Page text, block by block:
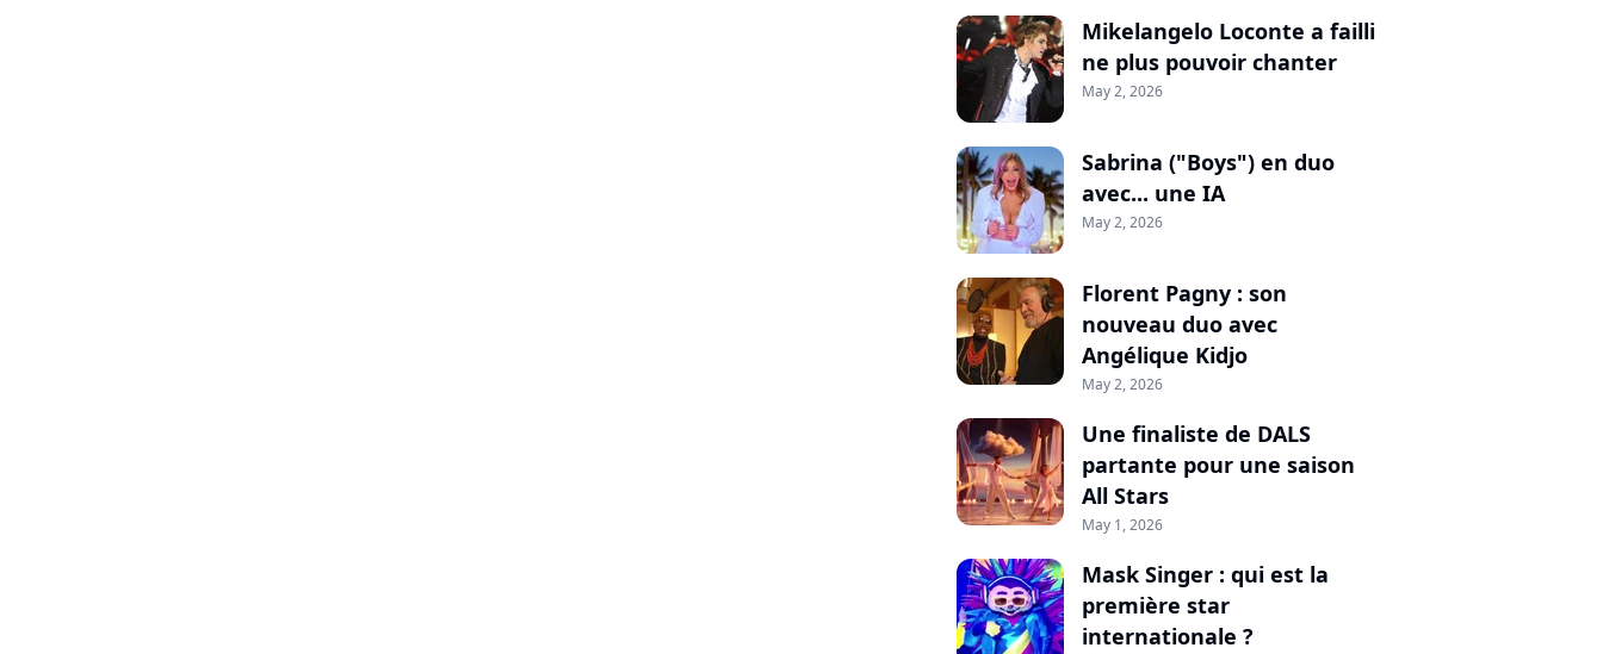
Mikelangelo Loconte a failli
ne plus pouvoir chanter
May 2, 2026
Sabrina ("Boys") en duo
avec... une IA
May 2, 2026
Florent Pagny : son
nouveau duo avec
Angélique Kidjo
May 2, 2026
Une finaliste de DALS
partante pour une saison
All Stars
May 1, 2026
Mask Singer : qui est la
première star
internationale ?